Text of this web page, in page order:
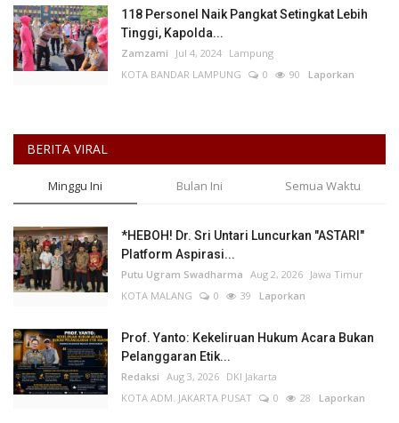
118 Personel Naik Pangkat Setingkat Lebih
Tinggi, Kapolda...
Zamzami Jul 4, 2024 Lampung
KOTA BANDAR LAMPUNG
0 90 Laporkan
BERITA VIRAL
Minggu Ini Bulan Ini Semua Waktu
*HEBOH! Dr. Sri Untari Luncurkan "ASTARI"
Platform Aspirasi...
Putu Ugram Swadharma Aug 2, 2026 Jawa Timur
KOTA MALANG
0 39 Laporkan
Prof. Yanto: Kekeliruan Hukum Acara Bukan
Pelanggaran Etik...
Redaksi Aug 3, 2026 DKI Jakarta
KOTA ADM. JAKARTA PUSAT
0 28 Laporkan